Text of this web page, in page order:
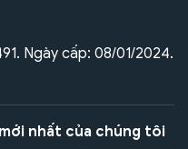
Ngày cấp: 08/01/2024.
nhất của chúng tôi